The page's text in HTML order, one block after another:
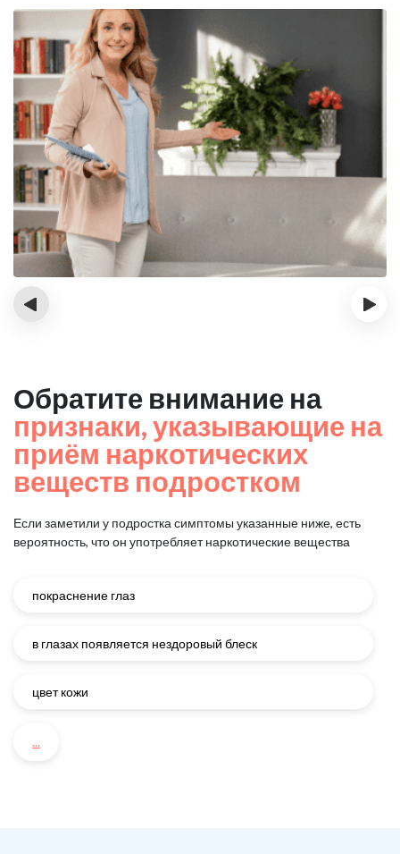
‹ ›
Обратите внимание на
признаки, указывающие на
приём наркотических
веществ подростком
Если заметили у подростка симптомы указанные ниже, есть
вероятность, что он употребляет наркотические вещества
покраснение глаз
в глазах появляется нездоровый блеск
цвет кожи
...